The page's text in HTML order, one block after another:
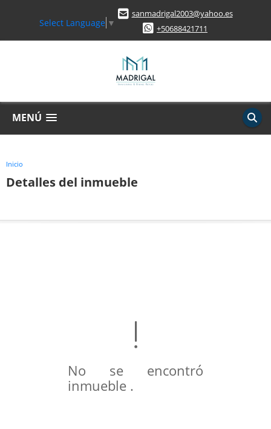
Select Language ▼
sanmadrigal2003@yahoo.es
+50688421711
MENÚ
Inicio
Detalles del inmueble
No se encontró
inmueble .